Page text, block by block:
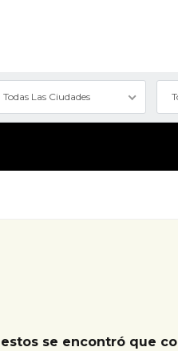
Todas Las Ciudades
se encontró que